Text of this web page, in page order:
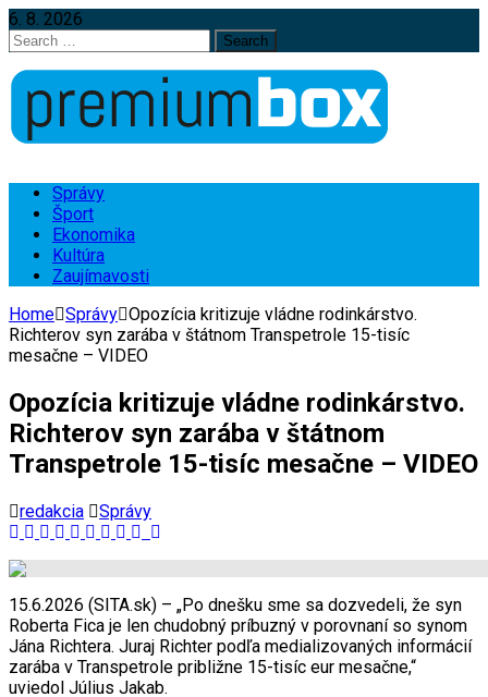
6. 8. 2026
Search
for:
Správy
Šport
Ekonomika
Kultúra
Zaujímavosti
Home Správy Opozícia kritizuje vládne rodinkárstvo.
Richterov syn zarába v štátnom Transpetrole 15-tisíc
mesačne – VIDEO
Opozícia kritizuje vládne rodinkárstvo.
Richterov syn zarába v štátnom
Transpetrole 15-tisíc mesačne – VIDEO
redakcia Správy
15.6.2026 (SITA.sk) – „Po dnešku sme sa dozvedeli, že syn
Roberta Fica je len chudobný príbuzný v porovnaní so synom
Jána Richtera. Juraj Richter podľa medializovaných informácií
zarába v Transpetrole približne 15-tisíc eur mesačne,“
uviedol Július Jakab.